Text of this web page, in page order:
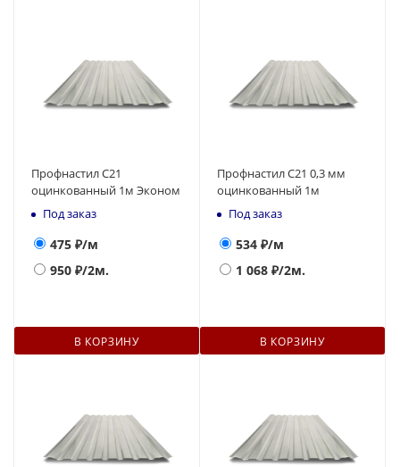
Профнастил С21
оцинкованный 1м Эконом
Под заказ
475 ₽/м
950 ₽/2м.
В КОРЗИНУ
Профнастил С21 0,3 мм
оцинкованный 1м
Под заказ
534 ₽/м
1 068 ₽/2м.
В КОРЗИНУ